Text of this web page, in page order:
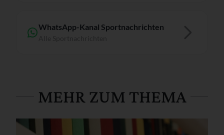
WhatsApp-Kanal Sportnachrichten
MEHR ZUM THEMA